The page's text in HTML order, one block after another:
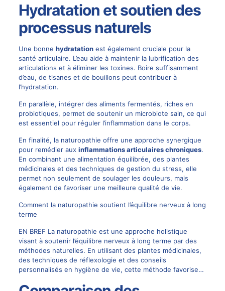
Hydratation et soutien des
processus naturels
Une bonne hydratationest également cruciale pour la
santé articulaire. L’eau aide à maintenir la lubrification des
articulations et à éliminer les toxines. Boire suffisamment
d’eau, de tisanes et de bouillons peut contribuer à
l’hydratation.
En parallèle, intégrer des aliments fermentés, riches en
probiotiques, permet de soutenir un microbiote sain, ce qui
est essentiel pour réguler l’inflammation dans le corps.
En finalité, la naturopathie offre une approche synergique
pour remédier aux inflammations articulaires chroniques.
En combinant une alimentation équilibrée, des plantes
médicinales et des techniques de gestion du stress, elle
permet non seulement de soulager les douleurs, mais
également de favoriser une meilleure qualité de vie.
Comment la naturopathie soutient l’équilibre nerveux à long
terme
EN BREF La naturopathie est une approche holistique
visant à soutenir l’équilibre nerveux à long terme par des
méthodes naturelles. En utilisant des plantes médicinales,
des techniques de réflexologie et des conseils
personnalisés en hygiène de vie, cette méthode favorise…